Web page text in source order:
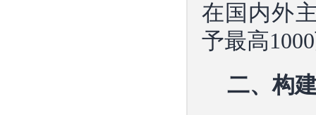
在国内外
予最高
二、构